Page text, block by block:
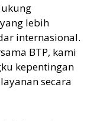
lebih
internasional.
BTP, kami
kepentingan
secara